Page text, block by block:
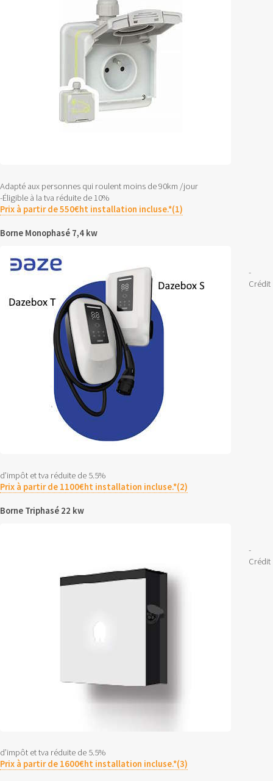
Adapté aux personnes qui roulent moins de 90km /jour
-Éligible à la tva réduite de 10%
Prix à partir de 550€ht installation incluse.*(1)
Borne Monophasé 7,4 kw
-
Crédit
d’impôt et tva réduite de 5.5%
Prix à partir de 1100€ht installation incluse.*(2)
Borne Triphasé 22 kw
-
Crédit
d’impôt et tva réduite de 5.5%
Prix à partir de 1600€ht installation incluse.*(3)